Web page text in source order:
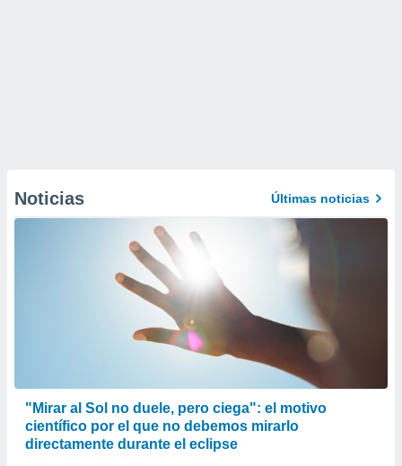
Noticias Últimas noticias
"Mirar al Sol no duele, pero ciega": el motivo
científico por el que no debemos mirarlo
directamente durante el eclipse